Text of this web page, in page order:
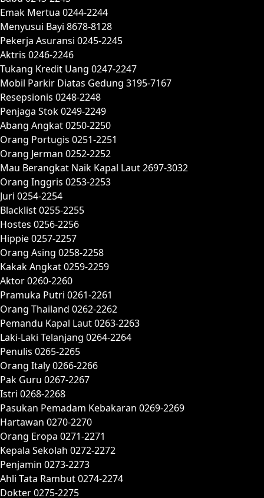
Emak Mertua 0244-2244
Menyusui Bayi 8678-8128
Pekerja Asuransi 0245-2245
Aktris 0246-2246
Tukang Kredit Uang 0247-2247
Mobil Parkir Diatas Gedung 3195-7167
Resepsionis 0248-2248
Penjaga Stok 0249-2249
Abang Angkat 0250-2250
Orang Portugis 0251-2251
Orang Jerman 0252-2252
Mau Berangkat Naik Kapal Laut 2697-3032
Orang Inggris 0253-2253
Juri 0254-2254
Blacklist 0255-2255
Hostes 0256-2256
Hippie 0257-2257
Orang Asing 0258-2258
Kakak Angkat 0259-2259
Aktor 0260-2260
Pramuka Putri 0261-2261
Orang Thailand 0262-2262
Pemandu Kapal Laut 0263-2263
Laki-Laki Telanjang 0264-2264
Penulis 0265-2265
Orang Italy 0266-2266
Pak Guru 0267-2267
Istri 0268-2268
Pasukan Pemadam Kebakaran 0269-2269
Hartawan 0270-2270
Orang Eropa 0271-2271
Kepala Sekolah 0272-2272
Penjamin 0273-2273
Ahli Tata Rambut 0274-2274
Dokter 0275-2275